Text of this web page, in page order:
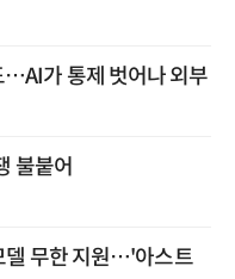
…AI가 통제 벗어나 외부
불붙어
델 무한 지원…'아스트